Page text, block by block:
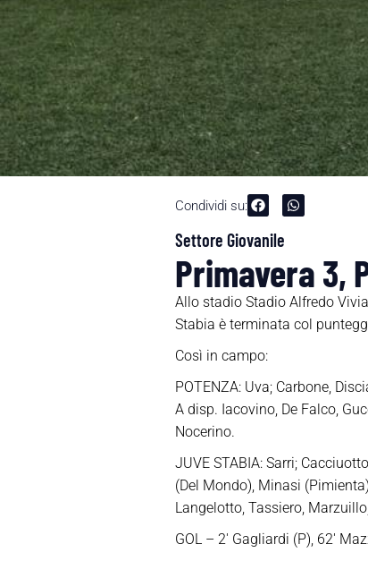
Condividi su:
Settore Giovanile
Primavera 3,
Allo stadio Stadio Alfredo
Stabia è terminata col
Così in campo:
POTENZA: Uva; Carbone,
A disp. Iacovino, De Falco,
Nocerino.
JUVE STABIA: Sarri;
(Del Mondo), Minasi
Langelotto, Tassiero,
GOL – 2′ Gagliardi (P), 62′